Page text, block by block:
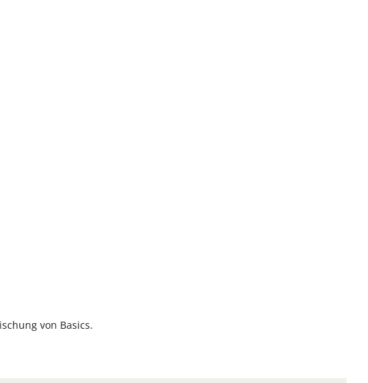
von Basics.